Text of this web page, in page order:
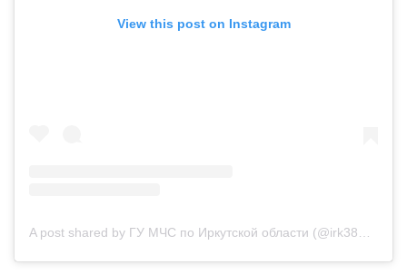
View this post on Instagram
A post shared by ГУ МЧС по Иркутской области (@irk38mchs)